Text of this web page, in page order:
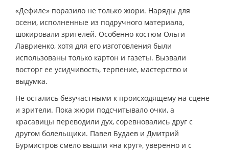
«Дефиле» поразило не только жюри. Наряды для
осени, исполненные из подручного материала,
шокировали зрителей. Особенно костюм Ольги
Лавриенко, хотя для его изготовления были
использованы только картон и газеты. Вызвали
восторг ее усидчивость, терпение, мастерство и
выдумка.
Не остались безучастными к происходящему на сцене
и зрители. Пока жюри подсчитывало очки, а
красавицы переводили дух, соревновались друг с
другом болельщики. Павел Будаев и Дмитрий
Бурмистров смело вышли «на круг», уверенно и с